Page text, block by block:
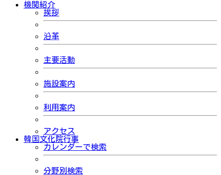
機関紹介
挨拶
沿革
主要活動
施設案内
利用案内
アクセス
韓国文化院行事
カレンダーで検索
分野別検索